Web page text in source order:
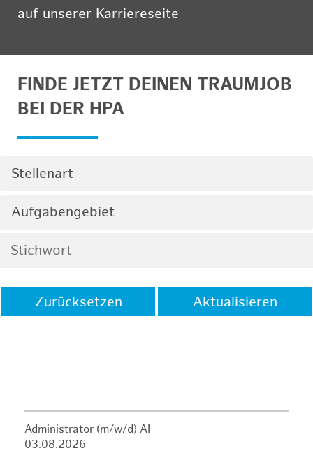
auf unserer Karriereseite
FINDE JETZT DEINEN TRAUMJOB
BEI DER HPA
Stellenart
Aufgabengebiet
Zurücksetzen Aktualisieren
Administrator (m/w/d) AI
03.08.2026